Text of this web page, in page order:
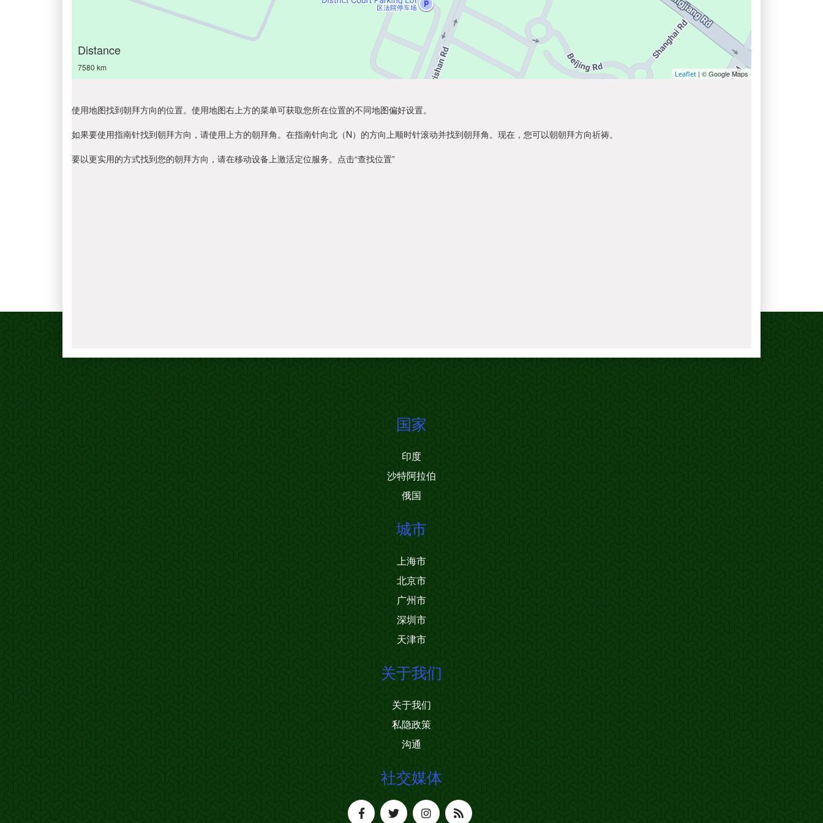
Distance
7580 km
Leaflet | © Google Maps
使用地图找到朝拜方向的位置。使用地图右上方的菜单可获取您所在位置的不同地图偏好设置。
如果要使用指南针找到朝拜方向，请使用上方的朝拜角。在指南针向北（N）的方向上顺时针滚动并找到朝拜角。现在，您可以朝朝拜方向祈祷。
要以更实用的方式找到您的朝拜方向，请在移动设备上激活定位服务。点击“查找位置”
国家
印度
沙特阿拉伯
俄国
城市
上海市
北京市
广州市
深圳市
天津市
关于我们
关于我们
私隐政策
沟通
社交媒体